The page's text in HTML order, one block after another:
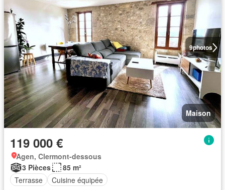
9photos
Maison
119 000 €
Agen, Clermont-dessous
3 Pièces
85 m²
Terrasse
Cuisine équipée